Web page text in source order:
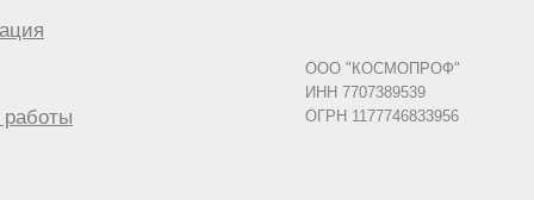
ООО "КОСМОПРОФ"
ИНН 7707389539
ОГРН 1177746833956